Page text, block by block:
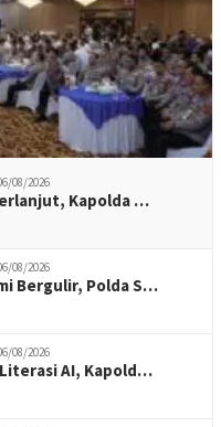
08/2026
Kapolda …
08/2026
Bergulir, Polda S…
08/2026
AI, Kapold…